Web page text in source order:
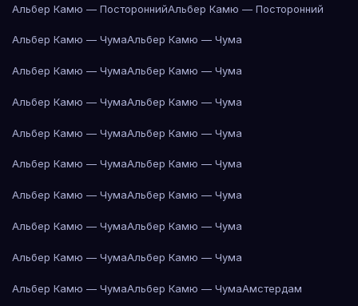
Альбер Камю — ПостороннийАльбер Камю — Посторонний
Альбер Камю — ЧумаАльбер Камю — Чума
Альбер Камю — ЧумаАльбер Камю — Чума
Альбер Камю — ЧумаАльбер Камю — Чума
Альбер Камю — ЧумаАльбер Камю — Чума
Альбер Камю — ЧумаАльбер Камю — Чума
Альбер Камю — ЧумаАльбер Камю — Чума
Альбер Камю — ЧумаАльбер Камю — Чума
Альбер Камю — ЧумаАльбер Камю — Чума
Альбер Камю — ЧумаАльбер Камю — ЧумаАмстердам